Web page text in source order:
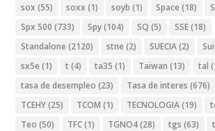
sox (55) soxx (1) soyb (1) Space (18)
Spx 500 (733) Spy(104) SQ (5) SSE(18)
Standalone (2120) stne (2) SUECIA(2)
sx5e (1) t (4) ta35 (1) Taiwan (13) tal
tasa de desempleo (23) Tasa de interes (676)
TCEHY(25) TCOM (1) TECNOLOGIA(19)
Teo (50) TFC(1) TGNO4(28) tgs (63)